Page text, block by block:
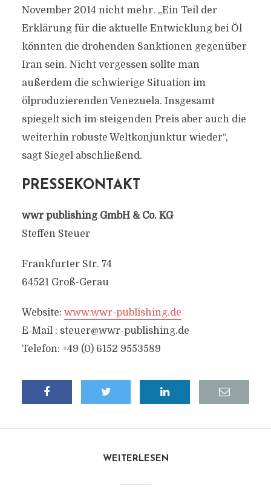
November 2014 nicht mehr. „Ein Teil der
Erklärung für die aktuelle Entwicklung bei Öl
könnten die drohenden Sanktionen gegenüber
Iran sein. Nicht vergessen sollte man
außerdem die schwierige Situation im
ölproduzierenden Venezuela. Insgesamt
spiegelt sich im steigenden Preis aber auch die
weiterhin robuste Weltkonjunktur wieder“,
sagt Siegel abschließend.
PRESSEKONTAKT
wwr publishing GmbH & Co. KG
Steffen Steuer
Frankfurter Str. 74
64521 Groß-Gerau
Website: www.wwr-publishing.de
E-Mail : steuer@wwr-publishing.de
Telefon: +49 (0) 6152 9553589
WEITERLESEN